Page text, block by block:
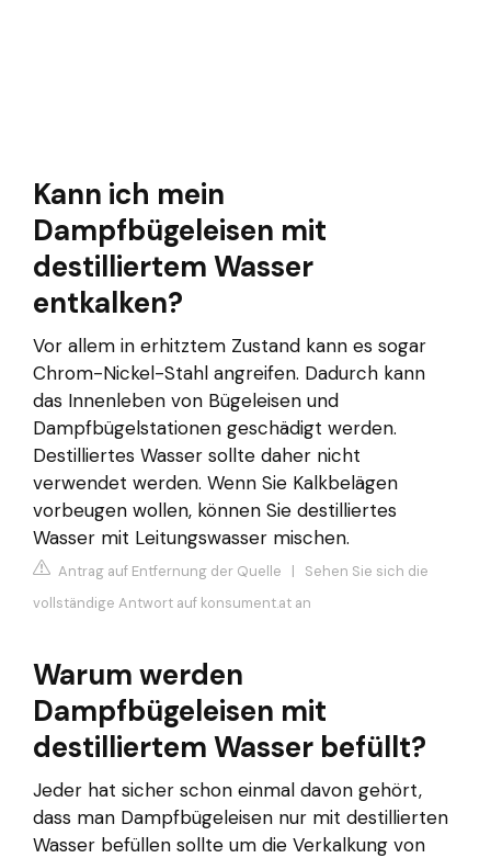
Kann ich mein
Dampfbügeleisen mit
destilliertem Wasser
entkalken?
Vor allem in erhitztem Zustand kann es sogar
Chrom-Nickel-Stahl angreifen. Dadurch kann
das Innenleben von Bügeleisen und
Dampfbügelstationen geschädigt werden.
Destilliertes Wasser sollte daher nicht
verwendet werden. Wenn Sie Kalkbelägen
vorbeugen wollen, können Sie destilliertes
Wasser mit Leitungswasser mischen.
Antrag auf Entfernung der Quelle | Sehen Sie sich die
vollständige Antwort auf konsument.at an
Warum werden
Dampfbügeleisen mit
destilliertem Wasser befüllt?
Jeder hat sicher schon einmal davon gehört,
dass man Dampfbügeleisen nur mit destillierten
Wasser befüllen sollte um die Verkalkung von